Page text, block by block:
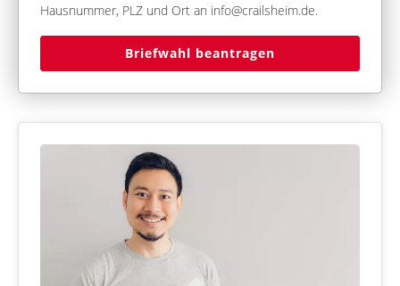
Hausnummer, PLZ und Ort an info@crailsheim.de.
Briefwahl beantragen